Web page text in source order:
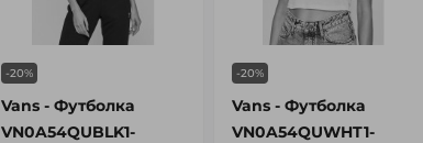
-20%
Vans - Футболка
VN0A54QUBLK1-
-20%
Vans - Футболка
VN0A54QUWHT1-